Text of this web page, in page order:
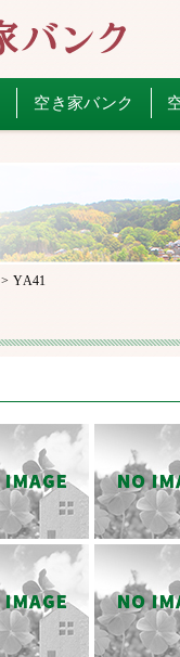
空き家バンク
>YA41